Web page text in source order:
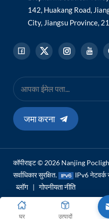
142, Huakang Road,
City, Jiangsu Province,
जमा करना
कॉपीराइट © 2026 Nanjing
सर्वाधिकार सुरक्षित.
IPv6 नेटवर्क
ब्लॉग | गोपनीयता नीति
घर उत्पादों